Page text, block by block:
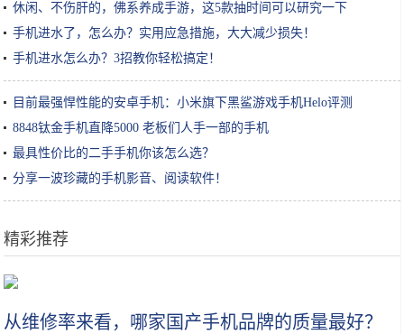
休闲、不伤肝的，佛系养成手游，这5款抽时间可以研究一下
手机进水了，怎么办？实用应急措施，大大减少损失！
手机进水怎么办？3招教你轻松搞定！
目前最强悍性能的安卓手机：小米旗下黑鲨游戏手机Helo评测
8848钛金手机直降5000 老板们人手一部的手机
最具性价比的二手手机你该怎么选？
分享一波珍藏的手机影音、阅读软件！
精彩推荐
从维修率来看，哪家国产手机品牌的质量最好？